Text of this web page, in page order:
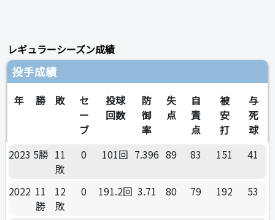
レギュラーシーズン成績
投手成績
年 勝 敗
セ
ー
ブ
投球
回数
防
御
率
失
点
自
責
点
被
安
打
与
死
球
2023 5勝 11
敗
0 101回 7.396 89 83 151 41
2022 11
勝
12
敗
0 191.2回 3.71 80 79 192 53